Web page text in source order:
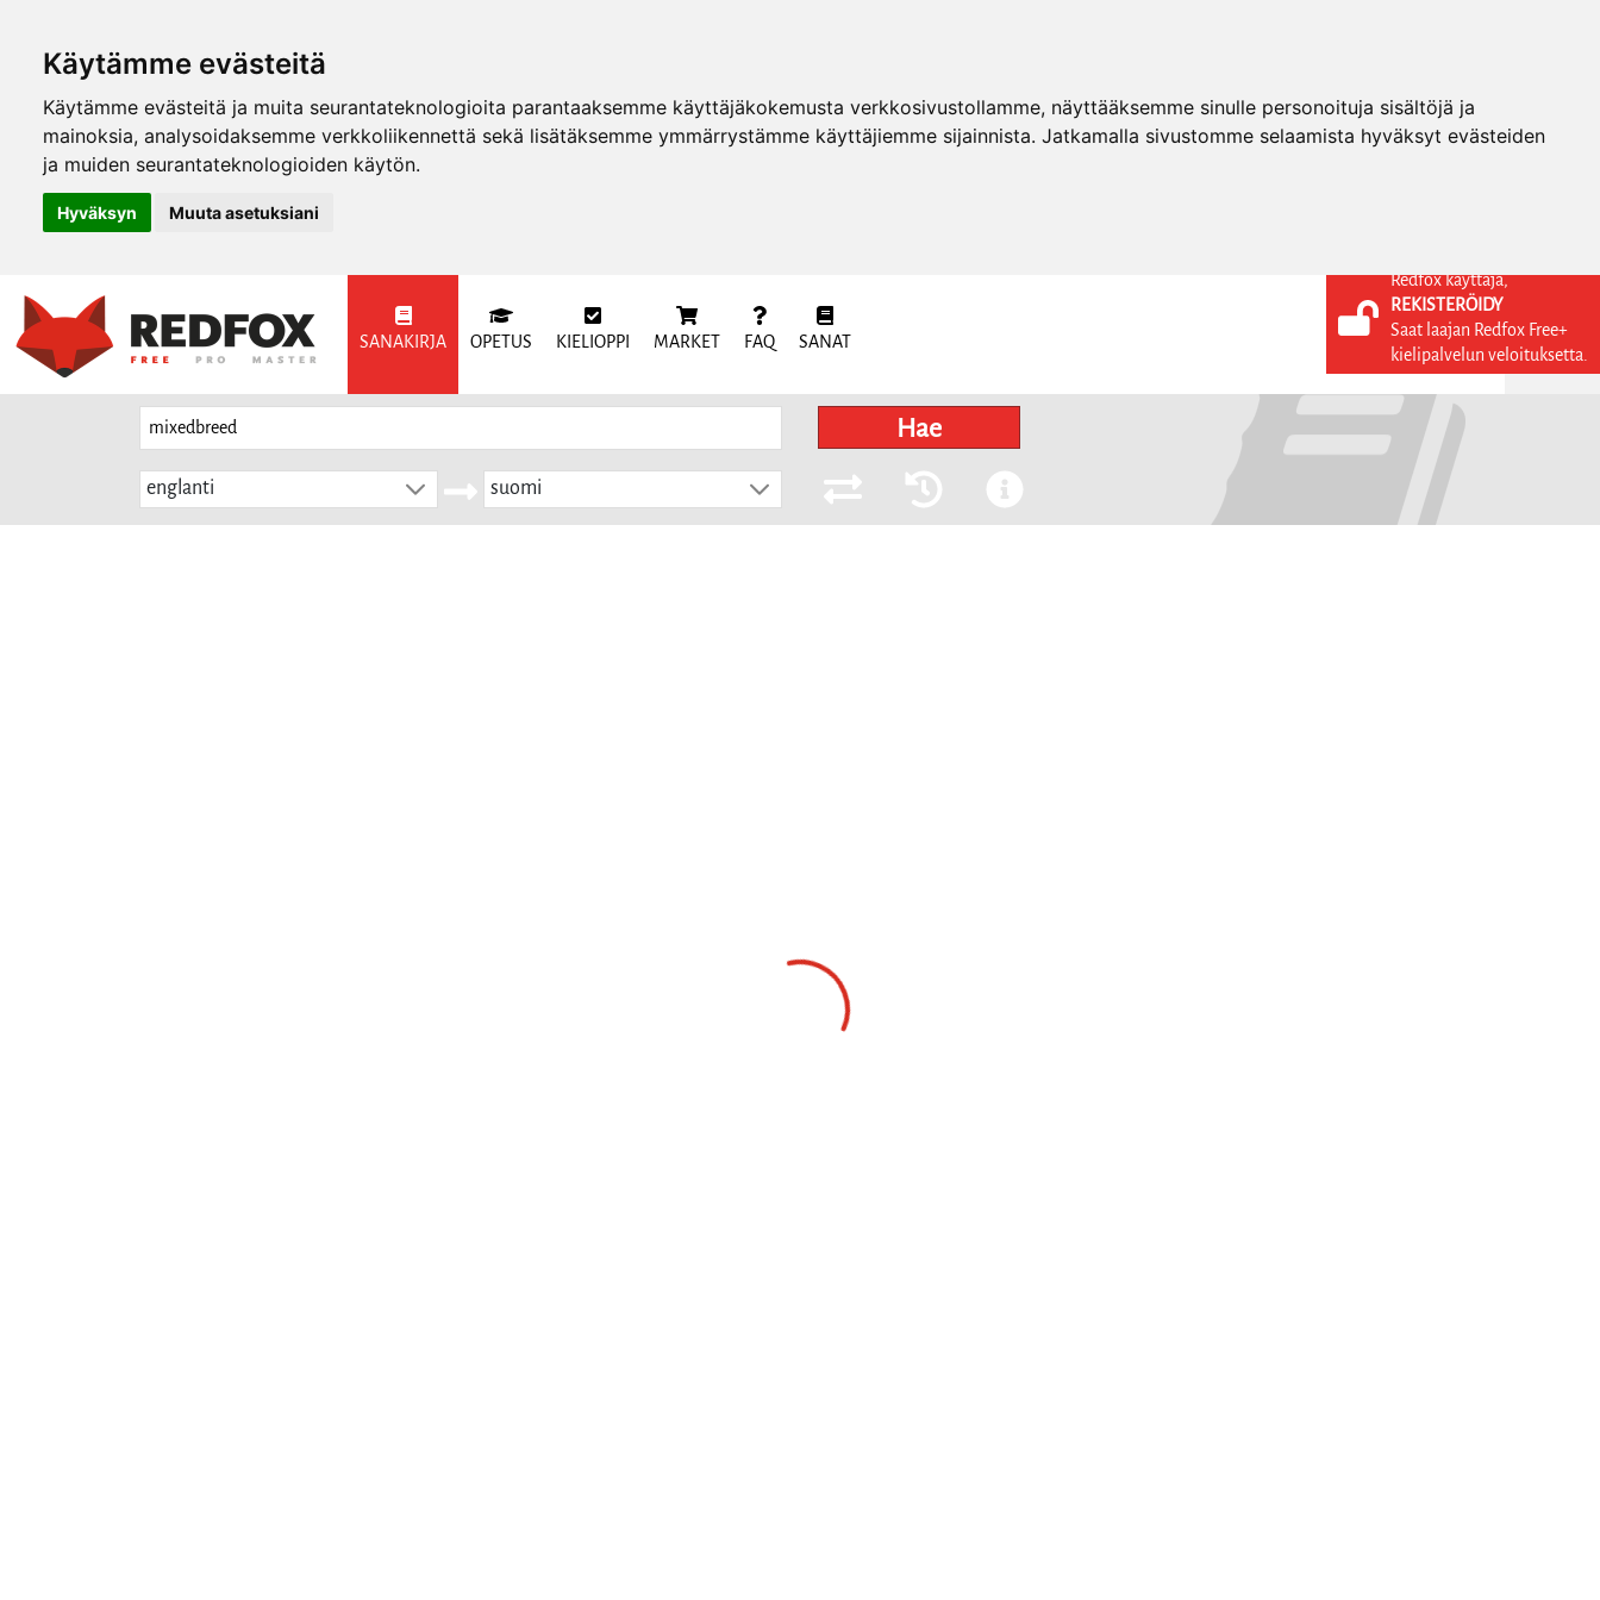
Käytämme evästeitä
Käytämme evästeitä ja muita seurantateknologioita parantaaksemme käyttäjäkokemusta verkkosivustollamme, näyttääksemme sinulle personoituja sisältöjä ja
mainoksia, analysoidaksemme verkkoliikennettä sekä lisätäksemme ymmärrystämme käyttäjiemme sijainnista. Jatkamalla sivustomme selaamista hyväksyt evästeiden
ja muiden seurantateknologioiden käytön.
Hyväksyn Muuta asetuksiani
SANAKIRJA OPETUS KIELIOPPI MARKET FAQ SANAT
KIRJAUDU SISÄÄN
REKISTERÖIDY
FI
Hae
englanti suomi
Redfox käyttäjä,
REKISTERÖIDY
Saat laajan Redfox Free+
kielipalvelun veloituksetta.